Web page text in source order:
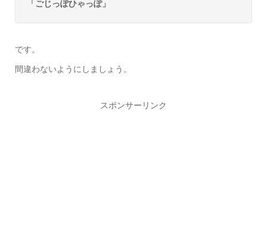
「ごじっぽひゃっぽ」
です。
間違わないようにしましょう。
スポンサーリンク